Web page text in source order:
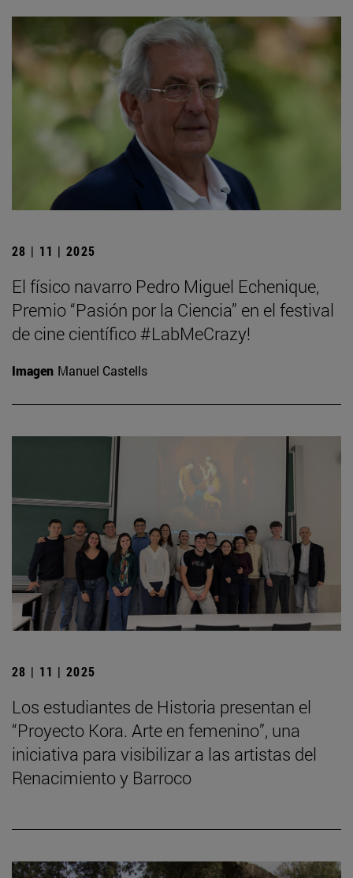
28 | 11 | 2025
El físico navarro Pedro Miguel Echenique,
Premio “Pasión por la Ciencia” en el festival
de cine científico #LabMeCrazy!
Imagen Manuel Castells
28 | 11 | 2025
Los estudiantes de Historia presentan el
“Proyecto Kora. Arte en femenino”, una
iniciativa para visibilizar a las artistas del
Renacimiento y Barroco